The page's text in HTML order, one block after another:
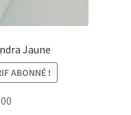
Jaune
ABONNÉ !